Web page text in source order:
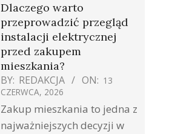
Dlaczego warto
przeprowadzić przegląd
instalacji elektrycznej
przed zakupem
mieszkania?
BY: REDAKCJA ON: 13
CZERWCA, 2026
Zakup mieszkania to jedna z
najważniejszych decyzji w